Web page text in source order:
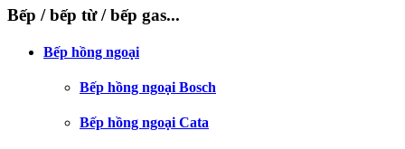
Bếp / bếp từ / bếp gas...
Bếp hồng ngoại
Bếp hồng ngoại Bosch
Bếp hồng ngoại Cata